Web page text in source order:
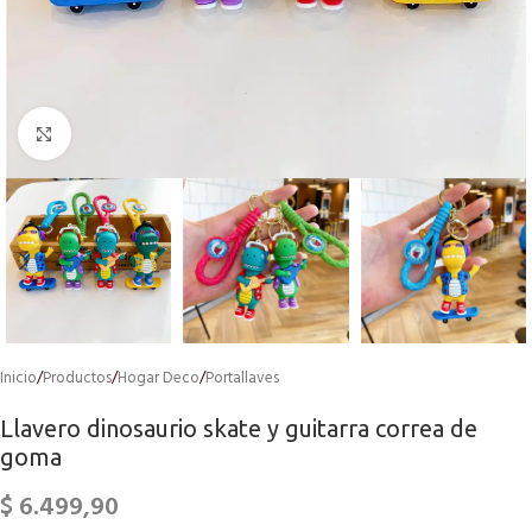
Click to enlarge
Inicio/Productos/Hogar Deco/Portallaves
Llavero dinosaurio skate y guitarra correa de
goma
$ 6.499,90